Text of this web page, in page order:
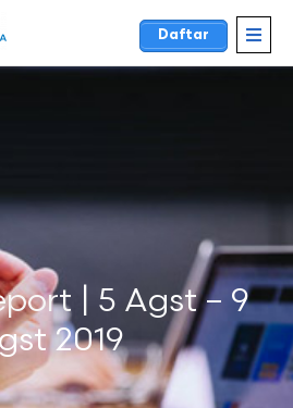
Daftar
| 5 Agst – 9
2019